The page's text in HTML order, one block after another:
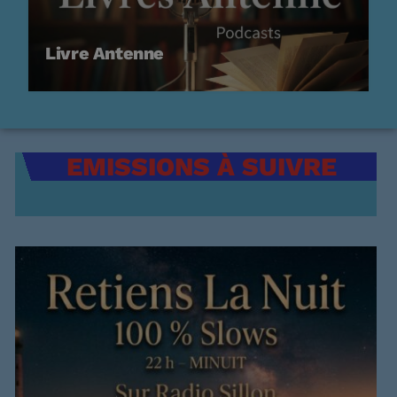
Livre Antenne
EMISSIONS À SUIVRE